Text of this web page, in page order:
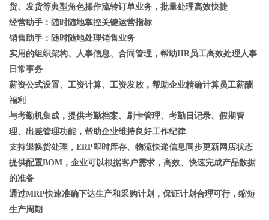
货、发货等典型角色操作流转订单业务，批量处理高效快捷
经营助手：随时随地掌控关键运营指标
销售助手：随时随地处理销售业务
实用的组织架构、人事信息、合同管理，帮助HR员工高效处理人事
日常事务
薪资公式设置、工资计算、工资发放，帮助企业精确计算员工薪酬
福利
与考勤机集成，提供考勤档案、刷卡管理、考勤日记录、假期管
理、出差管理功能，帮助企业维持良好工作纪律
支持退换货处理，ERP即时库存、物流快递信息同步更新网店状态
提供配置BOM，企业可以根据客户需求，高效、快速完成产品数据
的准备
通过MRP快速准确下达生产和采购计划，保证计划合理可行，缩短
生产周期